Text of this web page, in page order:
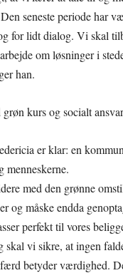
seneste periode har
for lidt dialog. Vi skal
om løsninger i
han.
kurs og socialt ansvar
er klar: en
menneskerne.
med den grønne
og måske endda
perfekt til vores
vi sikre, at ingen
betyder værdighed.